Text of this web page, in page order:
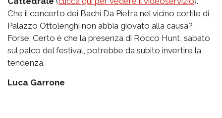
Che il concerto dei Bachi Da Pietra nel vicino cortile di
Palazzo Ottolenghi non abbia giovato alla causa?
Forse. Certo è che la presenza di Rocco Hunt, sabato
sul palco del festival, potrebbe da subito invertire la
tendenza.
Luca Garrone